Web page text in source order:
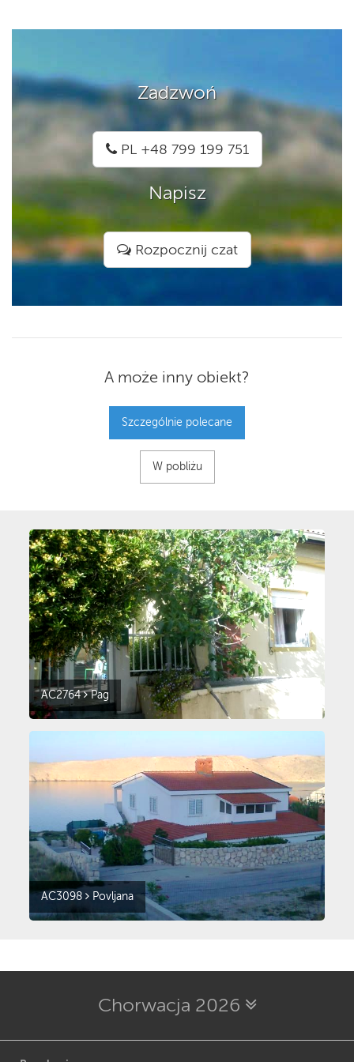
Zadzwoń
PL +48 799 199 751
Napisz
Rozpocznij czat
A może inny obiekt?
Szczególnie polecane
W pobliżu
AC2764 Pag
AC3098 Povljana
Chorwacja 2026